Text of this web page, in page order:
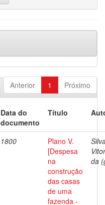
Anterior 1 Próximo
Data do
documento
Título
1800
Plano V.
[Despesa
na
construção
das casas
de uma
fazenda -
da